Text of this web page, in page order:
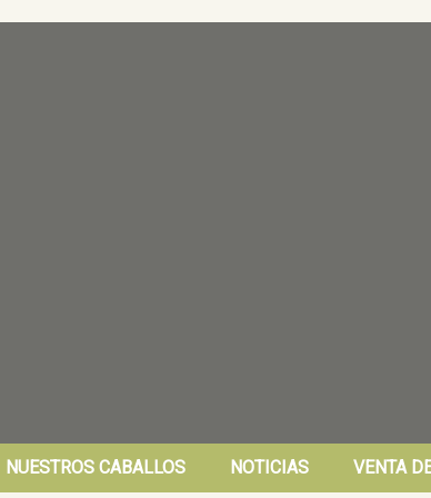
NUESTROS CABALLOS NOTICIAS VENTA